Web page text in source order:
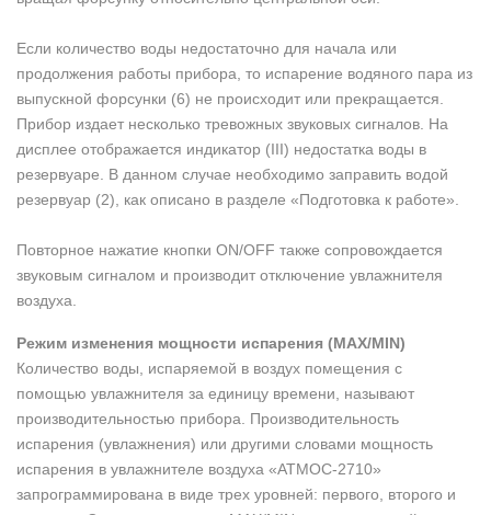
Если количество воды недостаточно для начала или
продолжения работы прибора, то испарение водяного пара из
выпускной форсунки (6) не происходит или прекращается.
Прибор издает несколько тревожных звуковых сигналов. На
дисплее отображается индикатор (III) недостатка воды в
резервуаре. В данном случае необходимо заправить водой
резервуар (2), как описано в разделе «Подготовка к работе».
Повторное нажатие кнопки ON/OFF также сопровождается
звуковым сигналом и производит отключение увлажнителя
воздуха.
Режим изменения мощности испарения (MAX/MIN)
Количество воды, испаряемой в воздух помещения с
помощью увлажнителя за единицу времени, называют
производительностью прибора. Производительность
испарения (увлажнения) или другими словами мощность
испарения в увлажнителе воздуха «АТМОС-2710»
запрограммирована в виде трех уровней: первого, второго и